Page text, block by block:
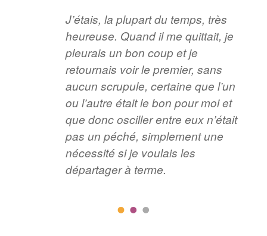
J’étais, la plupart du temps, très
heureuse. Quand il me quittait, je
pleurais un bon coup et je
retournais voir le premier, sans
aucun scrupule, certaine que l’un
ou l’autre était le bon pour moi et
que donc osciller entre eux n’était
pas un péché, simplement une
nécessité si je voulais les
départager à terme.